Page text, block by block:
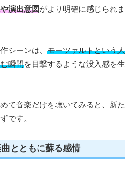
演出意図がより明確に感じられま
シーンは、 モーツァルトという人
瞬間を目撃するような没入感を生
て音楽だけを聴いてみると、新た
です。
とともに蘇る感情